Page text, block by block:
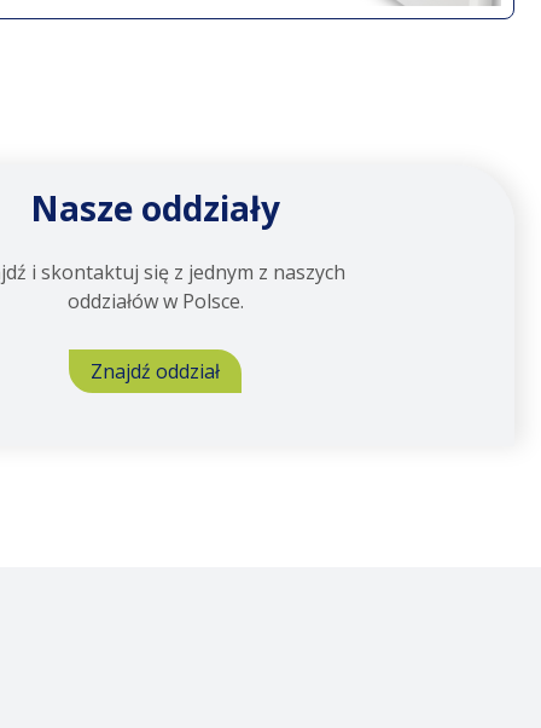
Nasze oddziały
i skontaktuj się z jednym z naszych
oddziałów w Polsce.
Znajdź oddział